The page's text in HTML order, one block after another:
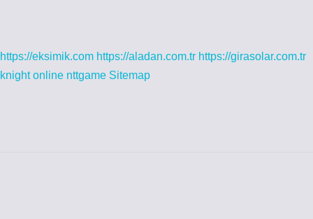
https://eksimik.com https://aladan.com.tr https://girasolar.com.tr
knight online nttgame Sitemap